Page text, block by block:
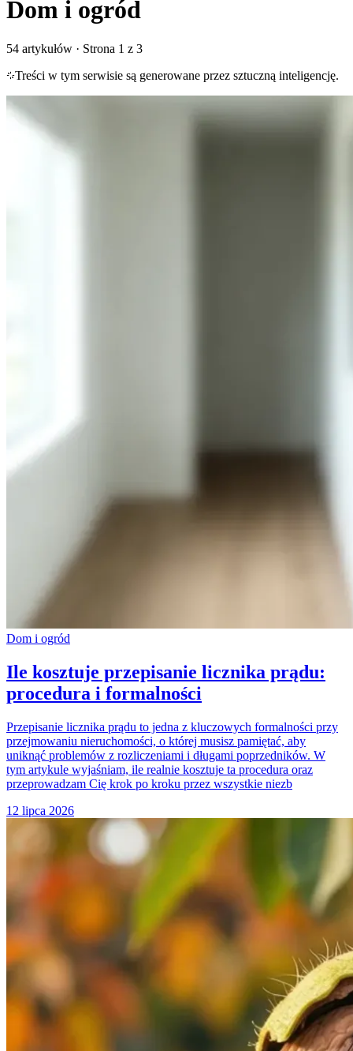
Dom i ogród
54 artykułów · Strona 1 z 3
Treści w tym serwisie są generowane przez sztuczną inteligencję.
Dom i ogród
Ile kosztuje przepisanie licznika prądu:
procedura i formalności
Przepisanie licznika prądu to jedna z kluczowych formalności przy
przejmowaniu nieruchomości, o której musisz pamiętać, aby
uniknąć problemów z rozliczeniami i długami poprzedników. W
tym artykule wyjaśniam, ile realnie kosztuje ta procedura oraz
przeprowadzam Cię krok po kroku przez wszystkie niezb
12 lipca 2026